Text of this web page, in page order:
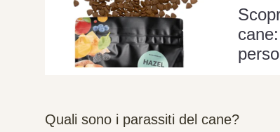
Quali sono i parassiti del cane?